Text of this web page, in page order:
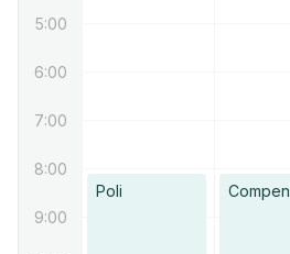
5:00
6:00
7:00
8:00
9:00
Poli